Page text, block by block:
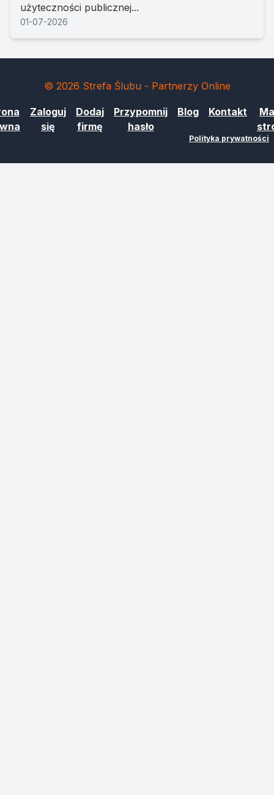
użyteczności publicznej...
01-07-2026
© 2026 Strefa Ślubu - Partnerzy Online
Zaloguj
się
Dodaj
firmę
Przypomnij
hasło
Blog Kontakt
Polityka prywatności